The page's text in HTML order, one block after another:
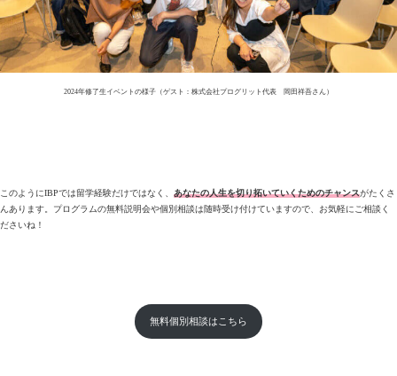
2024年修了生イベントの様子（ゲスト：株式会社プログリット代表 岡田祥吾さん）
このようにIBPでは留学経験だけではなく、 あなたの人生を切り拓いていくためのチャンスがたくさ
んあります。プログラムの無料説明会や個別相談は随時受け付けていますので、お気軽にご相談く
ださいね！
無料個別相談はこちら